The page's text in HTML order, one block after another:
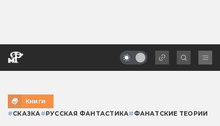
Книги
#СКАЗКА #РУССКАЯ ФАНТАСТИКА# ФАНАТСКИЕ ТЕОРИИ